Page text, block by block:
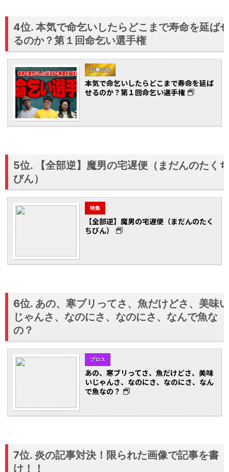
4位. 本気で命乞いしたらどこまで寿命を延ば
るのか？第１回命乞い選手権
記事広告
本気で命乞いしたらどこまで寿命を延ば
せるのか？第１回命乞い選手権
5位. 【全部逆】魔男の宅遅便（まだんのたくち
びん）
特集
【全部逆】魔男の宅遅便（まだんのたく
ちびん）
6位. あの、寒ブリってさ、魚だけどさ、美味い
じゃんさ、なのにさ、なのにさ、なんで魚な
の？
ブロス
あの、寒ブリってさ、魚だけどさ、美味
いじゃんさ、なのにさ、なのにさ、なん
で魚なの？
7位. 炎の記事対決！限られた画像で記事を書
け！！